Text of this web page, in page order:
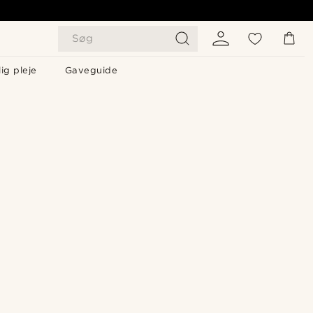
Søg
pleje Gaveguide